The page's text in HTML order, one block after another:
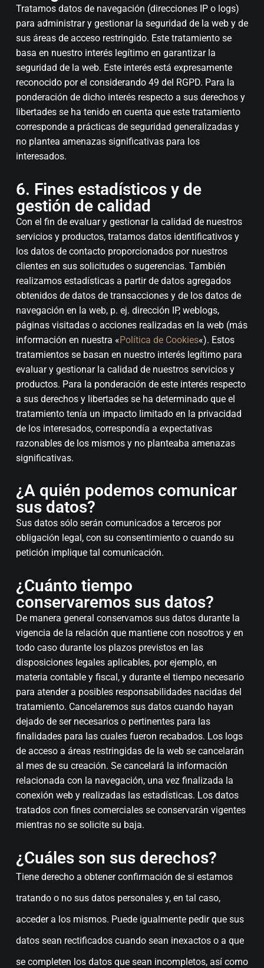
Tratamos datos de navegación (direcciones IP o logs)
para administrar y gestionar la seguridad de la web y de
sus áreas de acceso restringido. Este tratamiento se
basa en nuestro interés legítimo en garantizar la
seguridad de la web. Este interés está expresamente
reconocido por el considerando 49 del RGPD. Para la
ponderación de dicho interés respecto a sus derechos y
libertades se ha tenido en cuenta que este tratamiento
corresponde a prácticas de seguridad generalizadas y
no plantea amenazas significativas para los
interesados.
6. Fines estadísticos y de
gestión de calidad
Con el fin de evaluar y gestionar la calidad de nuestros
servicios y productos, tratamos datos identificativos y
los datos de contacto proporcionados por nuestros
clientes en sus solicitudes o sugerencias. También
realizamos estadísticas a partir de datos agregados
obtenidos de datos de transacciones y de los datos de
navegación en la web, p. ej. dirección IP, weblogs,
páginas visitadas o acciones realizadas en la web (más
información en nuestra «Política de Cookies«). Estos
tratamientos se basan en nuestro interés legítimo para
evaluar y gestionar la calidad de nuestros servicios y
productos. Para la ponderación de este interés respecto
a sus derechos y libertades se ha determinado que el
tratamiento tenía un impacto limitado en la privacidad
de los interesados, correspondía a expectativas
razonables de los mismos y no planteaba amenazas
significativas.
¿A quién podemos comunicar
sus datos?
Sus datos sólo serán comunicados a terceros por
obligación legal, con su consentimiento o cuando su
petición implique tal comunicación.
¿Cuánto tiempo
conservaremos sus datos?
De manera general conservamos sus datos durante la
vigencia de la relación que mantiene con nosotros y en
todo caso durante los plazos previstos en las
disposiciones legales aplicables, por ejemplo, en
materia contable y fiscal, y durante el tiempo necesario
para atender a posibles responsabilidades nacidas del
tratamiento. Cancelaremos sus datos cuando hayan
dejado de ser necesarios o pertinentes para las
finalidades para las cuales fueron recabados. Los logs
de acceso a áreas restringidas de la web se cancelarán
al mes de su creación. Se cancelará la información
relacionada con la navegación, una vez finalizada la
conexión web y realizadas las estadísticas. Los datos
tratados con fines comerciales se conservarán vigentes
mientras no se solicite su baja.
¿Cuáles son sus derechos?
Tiene derecho a obtener confirmación de si estamos
tratando o no sus datos personales y, en tal caso,
acceder a los mismos. Puede igualmente pedir que sus
datos sean rectificados cuando sean inexactos o a que
se completen los datos que sean incompletos, así como